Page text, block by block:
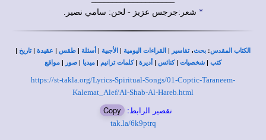
* شعر:جرجس عزيز - لحن: سامي نصير.
الكتاب المقدس: بحث،تفاسير | القراءات اليومية | الأجبية | أسئلة | طقس | عقيدة |تاريخ |
كتب | شخصيات |كنائس | أديرة |كلمات ترانيم | ميديا | صور | مواقع
https://st-takla.org/Lyrics-Spiritual-Songs/01-Coptic-Taraneem-
Kalemat_Alef/Al-Shab-Al-Hareb.html
تقصير الرابط: Copy
tak.la/6k9ptrq